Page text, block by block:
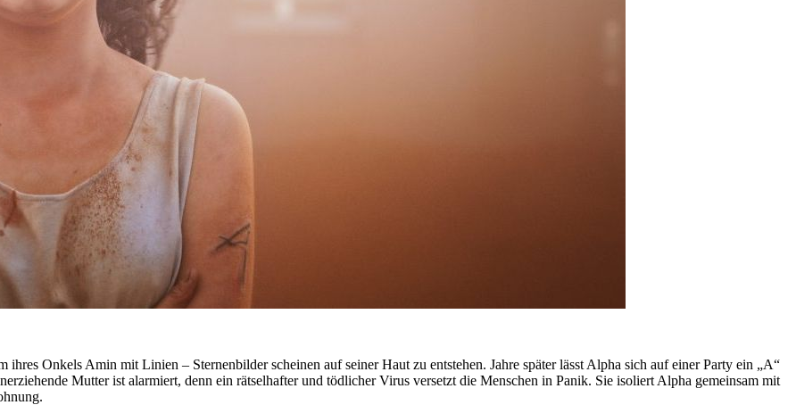
Onkels Amin mit Linien – Sternenbilder scheinen auf seiner Haut zu entstehen. Jahre später lässt Alpha sich auf einer Party ein „A“
Mutter ist alarmiert, denn ein rätselhafter und tödlicher Virus versetzt die Menschen in Panik. Sie isoliert Alpha gemeinsam mit